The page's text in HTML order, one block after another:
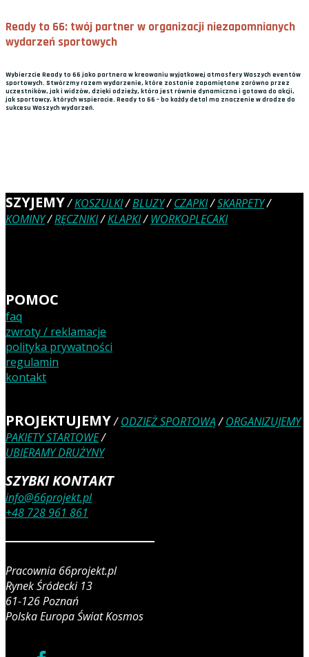
Ready to 66: twój partner w organizacji niezapomnianych
wydarzeń sportowych
Wybierzcie Ready to 66 jako partnera w kreowaniu wyjątkowej atmosfery Waszych eventów
sportowych. Stwórzmy razem wydarzenie, które zostanie zapamiętane zarówno przez
uczestników, jak i widzów, dzięki odzieży, która jest równie dynamiczna i gotowa do akcji,
jak sportowcy, których wspieracie. Ready to 66 – bo każdy detal ma znaczenie w drodze do
sukcesu Waszych wydarzeń.
SZYJEMY/KOSZULKI/BLUZY/CZAPKI/SKARPETY/
KOMINY/RĘCZNIKI/KLAPKI/WORKOPLECAKI
POMOC
faq
zwroty / reklamacje
polityka prywatności
regulamin
kontakt
PROJEKTUJEMY/ODZIEŻ SPORTOWĄ/ORGANIZUJEMY
PAKIETY STARTOWE/
UBIERAMY DRUŻYNY
SZYBKI KONTAKT
info@66projekt.pl
+48 728 961 861
Pracownia 66projekt.pl
Rynek Śródecki 13
61-126 Poznań
Polska Europa Świat Kosmos